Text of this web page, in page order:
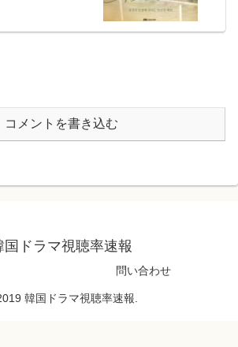
コメントを書き込む
国ドラマ視聴率速報
問い合わせ
韓国ドラマ視聴率速報.